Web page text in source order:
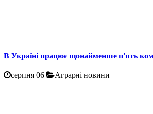
В Україні працює щонайменше п'ять
серпня 06 Аграрні новини